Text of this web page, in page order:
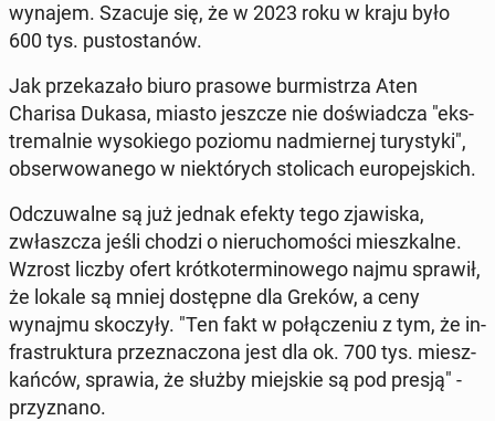
wynajem. Szacuje się, że w 2023 roku w kraju było
600 tys. pu­sto­sta­nów.
Jak prze­ka­za­ło biuro prasowe bur­mi­strza Aten
Charisa Dukasa, miasto jeszcze nie do­świad­cza "eks­
tre­mal­nie wy­so­kie­go poziomu nad­mier­nej tu­ry­sty­ki",
ob­ser­wo­wa­ne­go w nie­któ­rych sto­li­cach eu­ro­pej­skich.
Od­czu­wal­ne są już jednak efekty tego zja­wi­ska,
zwłasz­cza jeśli chodzi o nie­ru­cho­mo­ści miesz­kal­ne.
Wzrost liczby ofert krót­ko­ter­mi­no­we­go najmu sprawił,
że lokale są mniej do­stęp­ne dla Greków, a ceny
wynajmu sko­czy­ły. "Ten fakt w po­łą­cze­niu z tym, że in­
fra­struk­tu­ra prze­zna­czo­na jest dla ok. 700 tys. miesz­
kań­ców, sprawia, że służby miej­skie są pod presją" -
przy­zna­no.